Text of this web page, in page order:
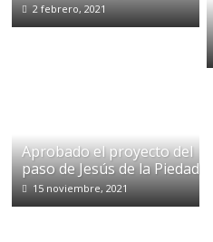
2 febrero, 2021
Aprobado el proyecto del
paso de Jesús de la Piedad
15 noviembre, 2021